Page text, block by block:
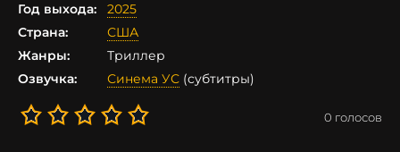
Год выхода:
2025
Страна:
США
Жанры:
Триллер
Озвучка:
Синема УС (субтитры)
0 голосов